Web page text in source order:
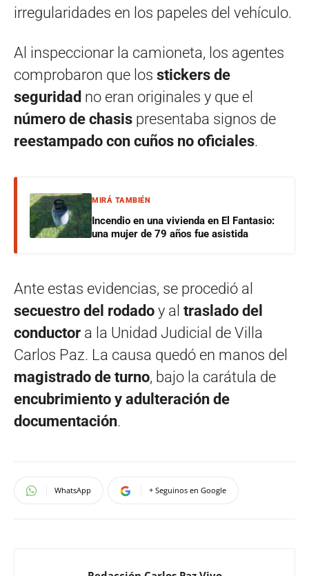
irregularidades en los papeles del vehículo.
Al inspeccionar la camioneta, los agentes
comprobaron que los stickers de
seguridad no eran originales y que el
número de chasis presentaba signos de
reestampado con cuños no oficiales.
MIRÁ TAMBIÉN
Incendio en una vivienda en El Fantasio:
una mujer de 79 años fue asistida
Ante estas evidencias, se procedió al
secuestro del rodado y al traslado del
conductor a la Unidad Judicial de Villa
Carlos Paz. La causa quedó en manos del
magistrado de turno, bajo la carátula de
encubrimiento y adulteración de
documentación.
WhatsApp + Seguinos en Google